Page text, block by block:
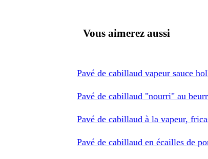
Vous aimerez aussi
Pavé de cabillaud vapeur sauce
Pavé de cabillaud "nourri" au
Pavé de cabillaud à la vapeur,
Pavé de cabillaud en écailles de